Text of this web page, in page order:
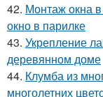
42. Монтаж окна
окно в парилке
43. Укрепление
деревянном доме
44. Клумба из
многолетних